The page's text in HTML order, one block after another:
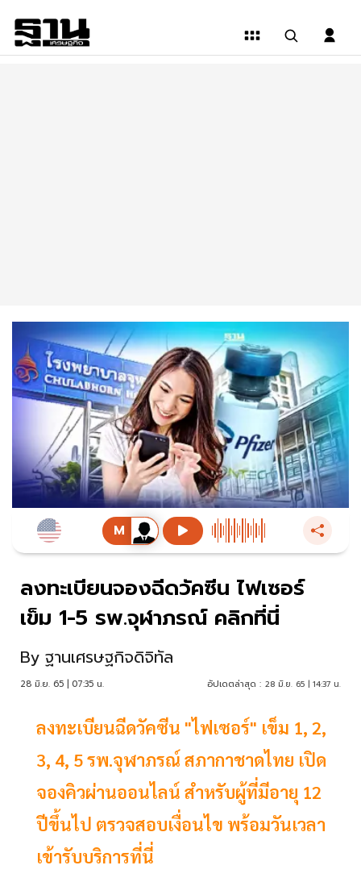
ลงทะเบียนจองฉีดวัคซีน ไฟเซอร์
เข็ม 1-5 รพ.จุฬาภรณ์ คลิกที่นี่
By ฐานเศรษฐกิจดิจิทัล
28 มิ.ย. 65 | 07:35 น. อัปเดตล่าสุด : 28 มิ.ย. 65 | 14:37 น.
ลงทะเบียนฉีดวัคซีน "ไฟเซอร์" เข็ม 1, 2,
3, 4, 5 รพ.จุฬาภรณ์ สภากาชาดไทย เปิด
จองคิวผ่านออนไลน์ สำหรับผู้ที่มีอายุ 12
ปีขึ้นไป ตรวจสอบเงื่อนไข พร้อมวันเวลา
เข้ารับบริการที่นี่